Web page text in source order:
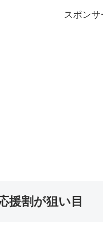
スポンサ
援割が狙い目